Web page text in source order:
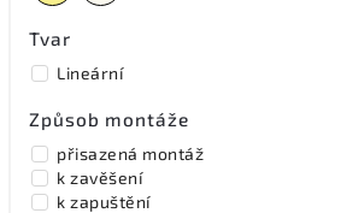
Tvar
Lineární
Způsob montáže
přisazená montáž
k zavěšení
k zapuštění